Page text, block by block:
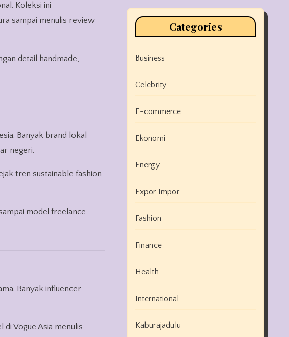
Koleksi ini
sampai menulis review
detail handmade,
Banyak brand lokal
negeri.
tren sustainable fashion
model freelance
Banyak influencer
di Vogue Asia menulis
Categories
Business
Celebrity
E-commerce
Ekonomi
Energy
Expor Impor
Fashion
Finance
Health
International
Kaburajadulu